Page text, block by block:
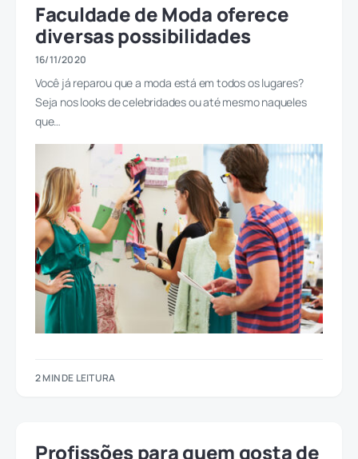
Faculdade de Moda oferece
diversas possibilidades
16/11/2020
Você já reparou que a moda está em todos os lugares?
Seja nos looks de celebridades ou até mesmo naqueles
que…
2 MIN DE LEITURA
Profissões para quem gosta de